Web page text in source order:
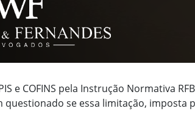
e COFINS pela Instrução Normativa
se essa limitação, imposta